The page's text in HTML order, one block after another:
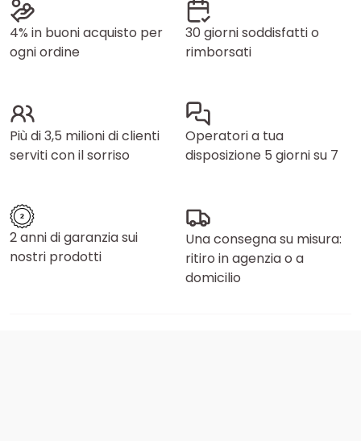
4% in buoni acquisto per
ogni ordine
30 giorni soddisfatti o
rimborsati
Più di 3,5 milioni di clienti
serviti con il sorriso
Operatori a tua
disposizione 5 giorni su 7
2 anni di garanzia sui
nostri prodotti
Una consegna su misura:
ritiro in agenzia o a
domicilio